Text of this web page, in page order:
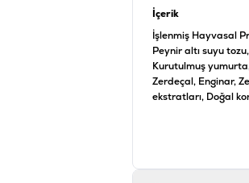
İçerik
İşlenmiş Hayvasal
Peynir altı suyu
Kurutulmuş
Zerdeçal, Enginar,
ekstratları, Doğal